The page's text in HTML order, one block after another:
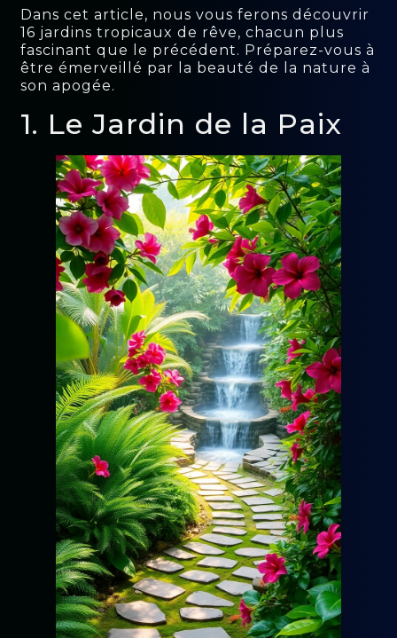
Dans cet article, nous vous ferons découvrir
16 jardins tropicaux de rêve, chacun plus
fascinant que le précédent. Préparez-vous à
être émerveillé par la beauté de la nature à
son apogée.
1. Le Jardin de la Paix